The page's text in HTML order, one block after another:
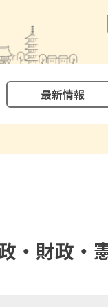
最新情報
・財政・